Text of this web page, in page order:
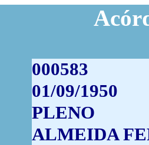
000583
01/09/1950
PLENO
ALMEIDA